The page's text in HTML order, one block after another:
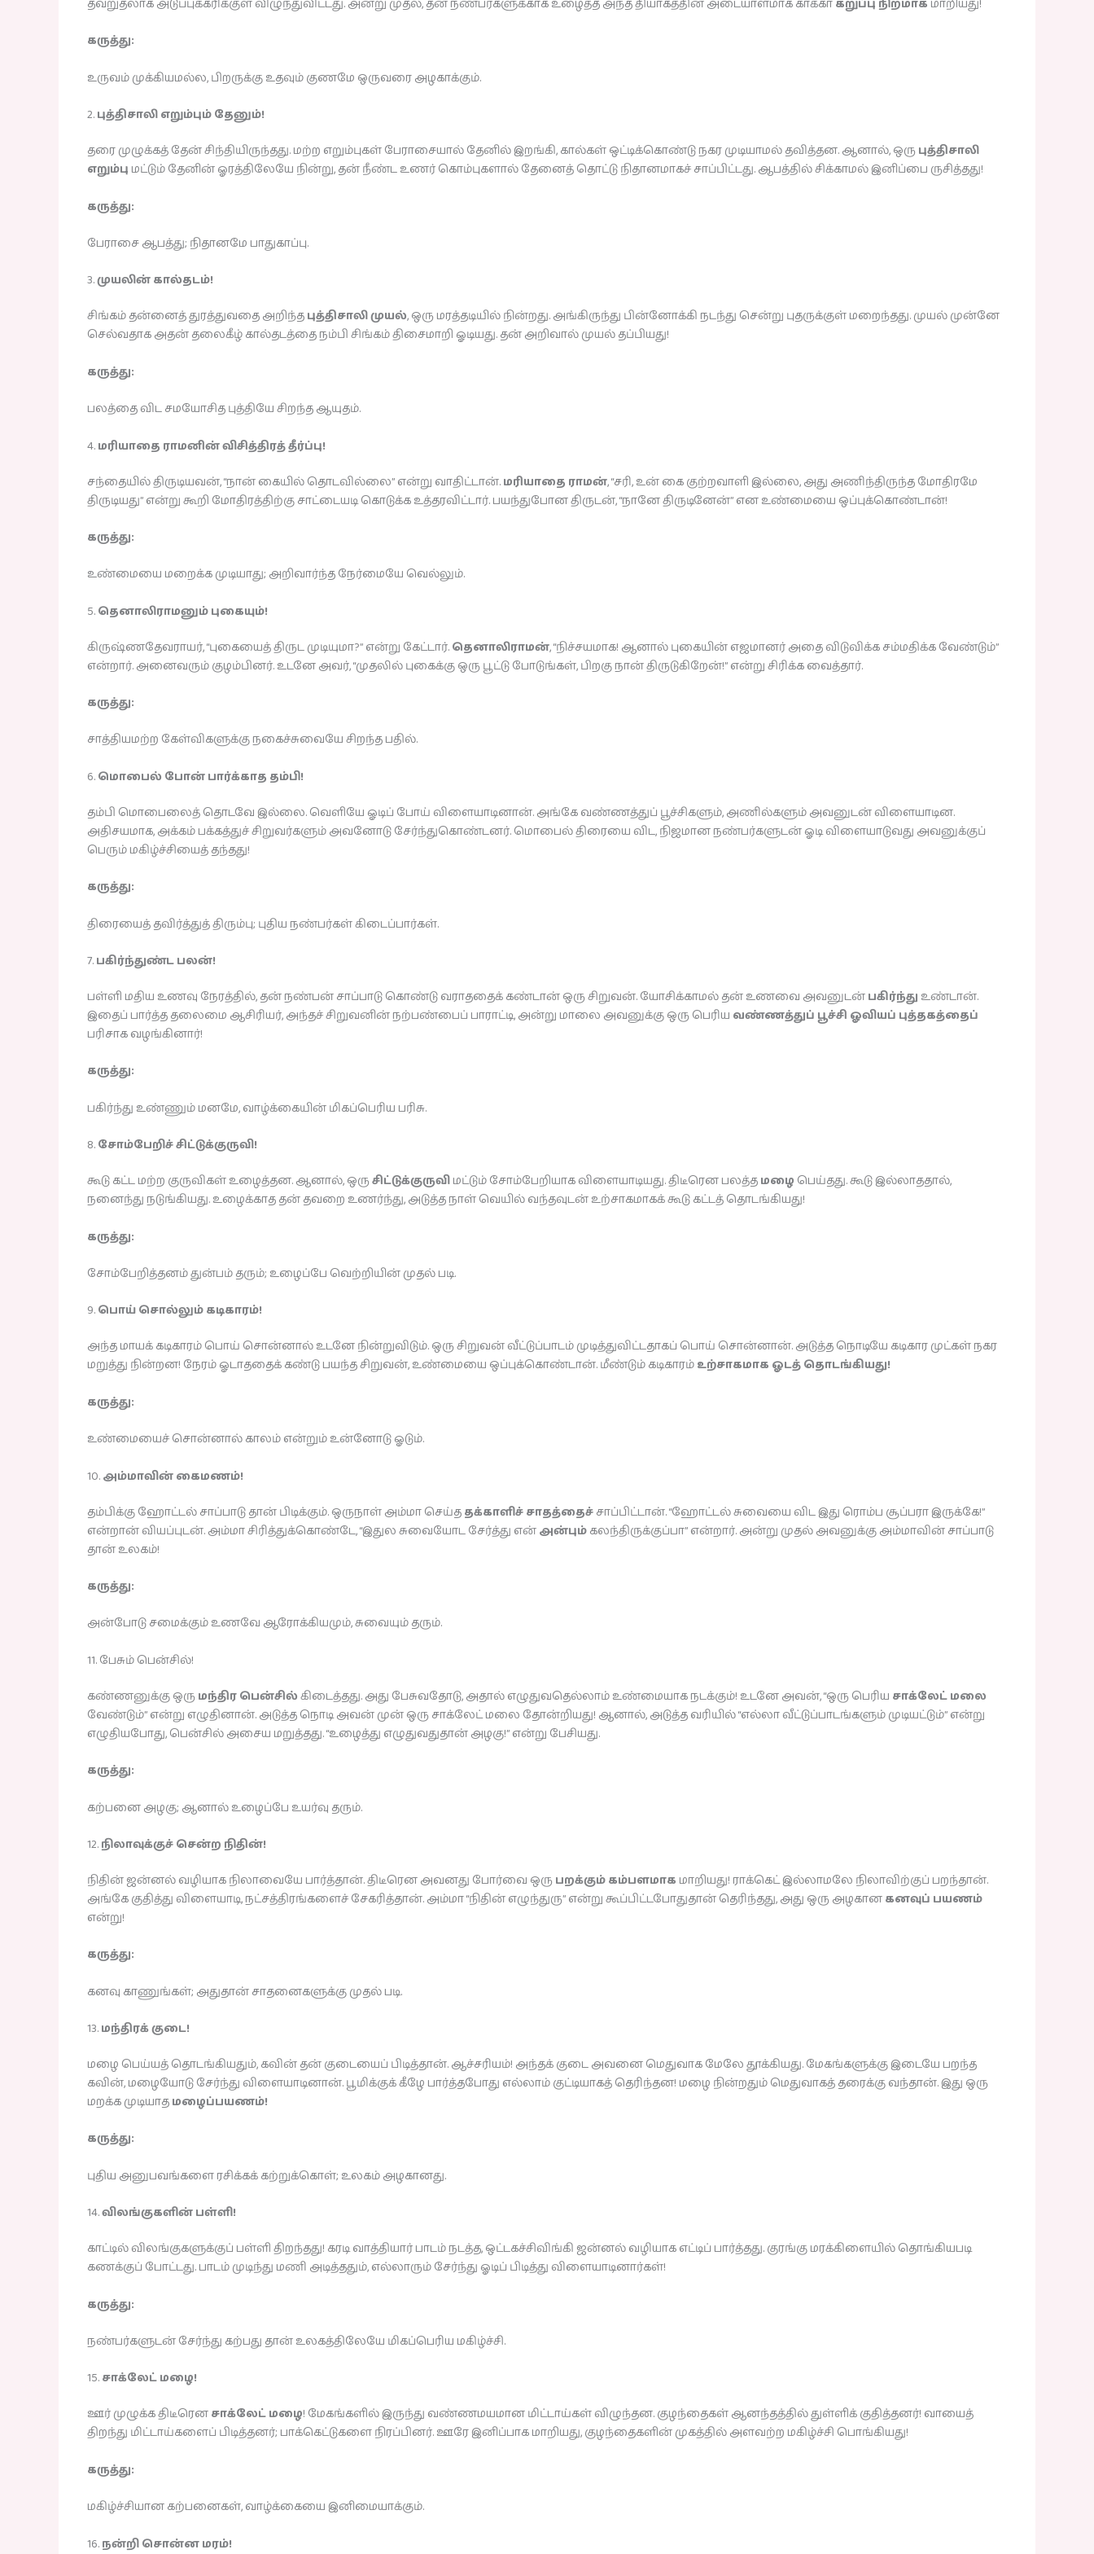
தவறுதலாக அடுப்புக்கரிக்குள் விழுந்துவிட்டது. அன்று முதல், தன் நண்பர்களுக்காக உழைத்த அந்த தியாகத்தின் அடையாளமாக காக்காகறுப்பு நிறமாக மாறியது!
கருத்து:
உருவம் முக்கியமல்ல, பிறருக்கு உதவும் குணமே ஒருவரை அழகாக்கும்.
2.புத்திசாலி எறும்பும் தேனும்!
தரை முழுக்கத் தேன் சிந்தியிருந்தது. மற்ற எறும்புகள் பேராசையால் தேனில் இறங்கி, கால்கள் ஒட்டிக்கொண்டு நகர முடியாமல் தவித்தன. ஆனால், ஒரு புத்திசாலி
எறும்பு மட்டும் தேனின் ஓரத்திலேயே நின்று, தன் நீண்ட உணர் கொம்புகளால் தேனைத் தொட்டு நிதானமாகச் சாப்பிட்டது. ஆபத்தில் சிக்காமல் இனிப்பை ருசித்தது!
கருத்து:
பேராசை ஆபத்து; நிதானமே பாதுகாப்பு.
3.முயலின் கால்தடம்!
சிங்கம் தன்னைத் துரத்துவதை அறிந்தபுத்திசாலி முயல், ஒரு மரத்தடியில் நின்றது. அங்கிருந்து பின்னோக்கி நடந்து சென்று புதருக்குள் மறைந்தது. முயல் முன்னே
செல்வதாக அதன் தலைகீழ் கால்தடத்தை நம்பி சிங்கம் திசைமாறி ஓடியது. தன் அறிவால் முயல் தப்பியது!
கருத்து:
பலத்தை விட சமயோசித புத்தியே சிறந்த ஆயுதம்.
4.மரியாதை ராமனின் விசித்திரத் தீர்ப்பு!
சந்தையில் திருடியவன், “நான் கையில் தொடவில்லை” என்று வாதிட்டான்.மரியாதை ராமன், “சரி, உன் கை குற்றவாளி இல்லை, அது அணிந்திருந்த மோதிரமே
திருடியது” என்று கூறி மோதிரத்திற்கு சாட்டையடி கொடுக்க உத்தரவிட்டார். பயந்துபோன திருடன், “நானே திருடினேன்” என உண்மையை ஒப்புக்கொண்டான்!
கருத்து:
உண்மையை மறைக்க முடியாது; அறிவார்ந்த நேர்மையே வெல்லும்.
5.தெனாலிராமனும் புகையும்!
கிருஷ்ணதேவராயர், “புகையைத் திருட முடியுமா?” என்று கேட்டார்.தெனாலிராமன், “நிச்சயமாக! ஆனால் புகையின் எஜமானர் அதை விடுவிக்க சம்மதிக்க வேண்டும்”
என்றார். அனைவரும் குழம்பினர். உடனே அவர், “முதலில் புகைக்கு ஒரு பூட்டு போடுங்கள், பிறகு நான் திருடுகிறேன்!” என்று சிரிக்க வைத்தார்.
கருத்து:
சாத்தியமற்ற கேள்விகளுக்கு நகைச்சுவையே சிறந்த பதில்.
6.மொபைல் போன் பார்க்காத தம்பி!
தம்பி மொபைலைத் தொடவே இல்லை. வெளியே ஓடிப் போய் விளையாடினான். அங்கே வண்ணத்துப் பூச்சிகளும், அணில்களும் அவனுடன் விளையாடின.
அதிசயமாக, அக்கம் பக்கத்துச் சிறுவர்களும் அவனோடு சேர்ந்துகொண்டனர். மொபைல் திரையை விட, நிஜமான நண்பர்களுடன் ஓடி விளையாடுவது அவனுக்குப்
பெரும் மகிழ்ச்சியைத் தந்தது!
கருத்து:
திரையைத் தவிர்த்துத் திரும்பு; புதிய நண்பர்கள் கிடைப்பார்கள்.
7.பகிர்ந்துண்ட பலன்!
பள்ளி மதிய உணவு நேரத்தில், தன் நண்பன் சாப்பாடு கொண்டு வராததைக் கண்டான் ஒரு சிறுவன். யோசிக்காமல் தன் உணவை அவனுடன்பகிர்ந்து உண்டான்.
இதைப் பார்த்த தலைமை ஆசிரியர், அந்தச் சிறுவனின் நற்பண்பைப் பாராட்டி, அன்று மாலை அவனுக்கு ஒரு பெரிய வண்ணத்துப் பூச்சி ஓவியப் புத்தகத்தைப்
பரிசாக வழங்கினார்!
கருத்து:
பகிர்ந்து உண்ணும் மனமே, வாழ்க்கையின் மிகப்பெரிய பரிசு.
8.சோம்பேறிச் சிட்டுக்குருவி!
கூடு கட்ட மற்ற குருவிகள் உழைத்தன. ஆனால், ஒருசிட்டுக்குருவிமட்டும் சோம்பேறியாக விளையாடியது. திடீரென பலத்தமழை பெய்தது. கூடு இல்லாததால்,
நனைந்து நடுங்கியது. உழைக்காத தன் தவறை உணர்ந்து, அடுத்த நாள் வெயில் வந்தவுடன் உற்சாகமாகக் கூடு கட்டத் தொடங்கியது!
கருத்து:
சோம்பேறித்தனம் துன்பம் தரும்; உழைப்பே வெற்றியின் முதல் படி.
9.பொய் சொல்லும் கடிகாரம்!
அந்த மாயக் கடிகாரம் பொய் சொன்னால் உடனே நின்றுவிடும். ஒரு சிறுவன் வீட்டுப்பாடம் முடித்துவிட்டதாகப் பொய் சொன்னான். அடுத்த நொடியே கடிகார முட்கள் நகர
மறுத்து நின்றன! நேரம் ஓடாததைக் கண்டு பயந்த சிறுவன், உண்மையை ஒப்புக்கொண்டான். மீண்டும் கடிகாரம்உற்சாகமாக ஓடத் தொடங்கியது!
கருத்து:
உண்மையைச் சொன்னால் காலம் என்றும் உன்னோடு ஓடும்.
10.அம்மாவின் கைமணம்!
தம்பிக்கு ஹோட்டல் சாப்பாடு தான் பிடிக்கும். ஒருநாள் அம்மா செய்ததக்காளிச் சாதத்தைச்சாப்பிட்டான். “ஹோட்டல் சுவையை விட இது ரொம்ப சூப்பரா இருக்கே!”
என்றான் வியப்புடன். அம்மா சிரித்துக்கொண்டே, “இதுல சுவையோட சேர்த்து என்அன்பும்கலந்திருக்குப்பா” என்றார். அன்று முதல் அவனுக்கு அம்மாவின் சாப்பாடு
தான் உலகம்!
கருத்து:
அன்போடு சமைக்கும் உணவே ஆரோக்கியமும், சுவையும் தரும்.
11. பேசும் பென்சில்!
கண்ணனுக்கு ஒரு மந்திர பென்சில்கிடைத்தது. அது பேசுவதோடு, அதால் எழுதுவதெல்லாம் உண்மையாக நடக்கும்! உடனே அவன், “ஒரு பெரிய சாக்லேட் மலை
வேண்டும்” என்று எழுதினான். அடுத்த நொடி அவன் முன் ஒரு சாக்லேட் மலை தோன்றியது! ஆனால், அடுத்த வரியில் “எல்லா வீட்டுப்பாடங்களும் முடியட்டும்” என்று
எழுதியபோது, பென்சில் அசைய மறுத்தது. “உழைத்து எழுதுவதுதான் அழகு!” என்று பேசியது.
கருத்து:
கற்பனை அழகு; ஆனால் உழைப்பே உயர்வு தரும்.
12.நிலாவுக்குச் சென்ற நிதின்!
நிதின் ஜன்னல் வழியாக நிலாவையே பார்த்தான். திடீரென அவனது போர்வை ஒரு பறக்கும் கம்பளமாக மாறியது! ராக்கெட் இல்லாமலே நிலாவிற்குப் பறந்தான்.
அங்கே குதித்து விளையாடி, நட்சத்திரங்களைச் சேகரித்தான். அம்மா “நிதின் எழுந்துரு” என்று கூப்பிட்டபோதுதான் தெரிந்தது, அது ஒரு அழகானகனவுப் பயணம்
என்று!
கருத்து:
கனவு காணுங்கள்; அதுதான் சாதனைகளுக்கு முதல் படி.
13.மந்திரக் குடை!
மழை பெய்யத் தொடங்கியதும், கவின் தன் குடையைப் பிடித்தான். ஆச்சரியம்! அந்தக் குடை அவனை மெதுவாக மேலே தூக்கியது. மேகங்களுக்கு இடையே பறந்த
கவின், மழையோடு சேர்ந்து விளையாடினான். பூமிக்குக் கீழே பார்த்தபோது எல்லாம் குட்டியாகத் தெரிந்தன! மழை நின்றதும் மெதுவாகத் தரைக்கு வந்தான். இது ஒரு
மறக்க முடியாதமழைப்பயணம்!
கருத்து:
புதிய அனுபவங்களை ரசிக்கக் கற்றுக்கொள்; உலகம் அழகானது.
14.விலங்குகளின் பள்ளி!
காட்டில் விலங்குகளுக்குப் பள்ளி திறந்தது! கரடி வாத்தியார் பாடம் நடத்த, ஒட்டகச்சிவிங்கி ஜன்னல் வழியாக எட்டிப் பார்த்தது. குரங்கு மரக்கிளையில் தொங்கியபடி
கணக்குப் போட்டது. பாடம் முடிந்து மணி அடித்ததும், எல்லாரும் சேர்ந்து ஓடிப் பிடித்து விளையாடினார்கள்!
கருத்து:
நண்பர்களுடன் சேர்ந்து கற்பது தான் உலகத்திலேயே மிகப்பெரிய மகிழ்ச்சி.
15.சாக்லேட் மழை!
ஊர் முழுக்க திடீரெனசாக்லேட் மழை! மேகங்களில் இருந்து வண்ணமயமான மிட்டாய்கள் விழுந்தன. குழந்தைகள் ஆனந்தத்தில் துள்ளிக் குதித்தனர்! வாயைத்
திறந்து மிட்டாய்களைப் பிடித்தனர்; பாக்கெட்டுகளை நிரப்பினர். ஊரே இனிப்பாக மாறியது, குழந்தைகளின் முகத்தில் அளவற்ற மகிழ்ச்சி பொங்கியது!
கருத்து:
மகிழ்ச்சியான கற்பனைகள், வாழ்க்கையை இனிமையாக்கும்.
16.நன்றி சொன்ன மரம்!